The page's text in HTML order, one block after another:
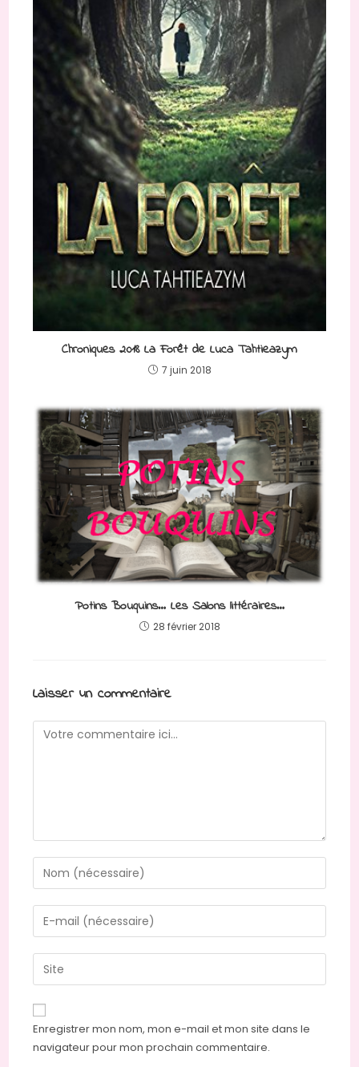
Chroniques 2018 La Forêt de Luca Tahtieazym
7 juin 2018
Potins Bouquins… Les Salons littéraires…
28 février 2018
Laisser un commentaire
Enregistrer mon nom, mon e-mail et mon site dans le
navigateur pour mon prochain commentaire.